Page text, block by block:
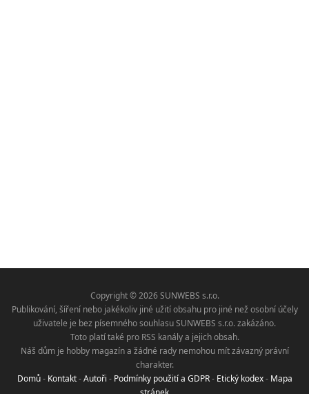
Copyright © 2026 SUNWEBS s.r.o.
Publikování, šíření nebo jakékoliv jiné užití obsahu pro jiné než osobní účely
uživatele je bez písemného souhlasu SUNWEBS s.r.o. zakázáno.
Toto platí také pro RSS kanály a jejich obsah.
Náš dům je hobby magazín a žádné rady nemohou mít závazný právní
charakter.
Domů- Kontakt-Autoři - Podmínky použití a GDPR- Etický kodex- Mapa